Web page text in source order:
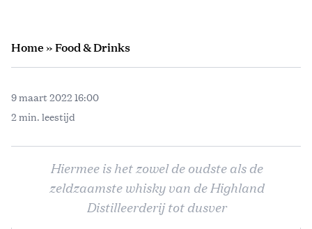
Home»Food & Drinks
9 maart 2022 16:00
2 min. leestijd
Hiermee is het zowel de oudste als de
zeldzaamste whisky van de Highland
Distilleerderij tot dusver